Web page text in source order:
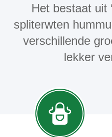
Het bestaat uit
spliterwten
verschillende
lekker